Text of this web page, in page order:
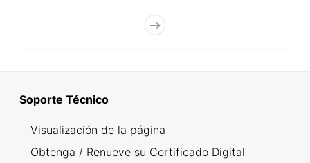
Soporte Técnico
Visualización de la página
Obtenga / Renueve su Certificado Digital